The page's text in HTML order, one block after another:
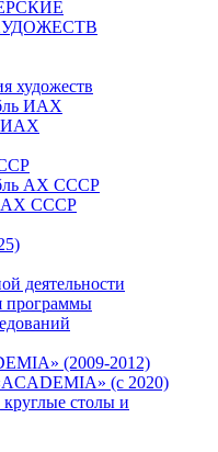
художеств
ИАХ
ИАХ
АХ СССР
АХ СССР
деятельности
программы
(2009-2012)
(с 2020)
столы и